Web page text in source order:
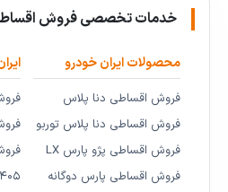
خدمات تخصصی فروش
محصولات ایران خودرو
فروش اقساطی دنا پلاس
فروش اقساطی دنا پلاس توربو
فروش اقساطی پژو پارس LX
فروش اقساطی پارس دوگانه
۴۰۵